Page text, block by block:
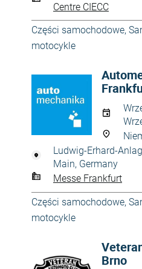
Centre CIECC
Części samochodowe,
motocykle
Ludwig-Erhard-
Main, Germany
Messe Frankfurt
Części samochodowe,
motocykle
Brno